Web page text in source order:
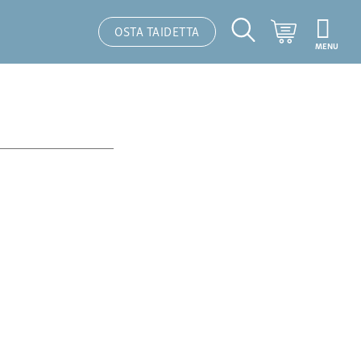
OSTA TAIDETTA
Hakutoiminto
Ostoskori
MENU